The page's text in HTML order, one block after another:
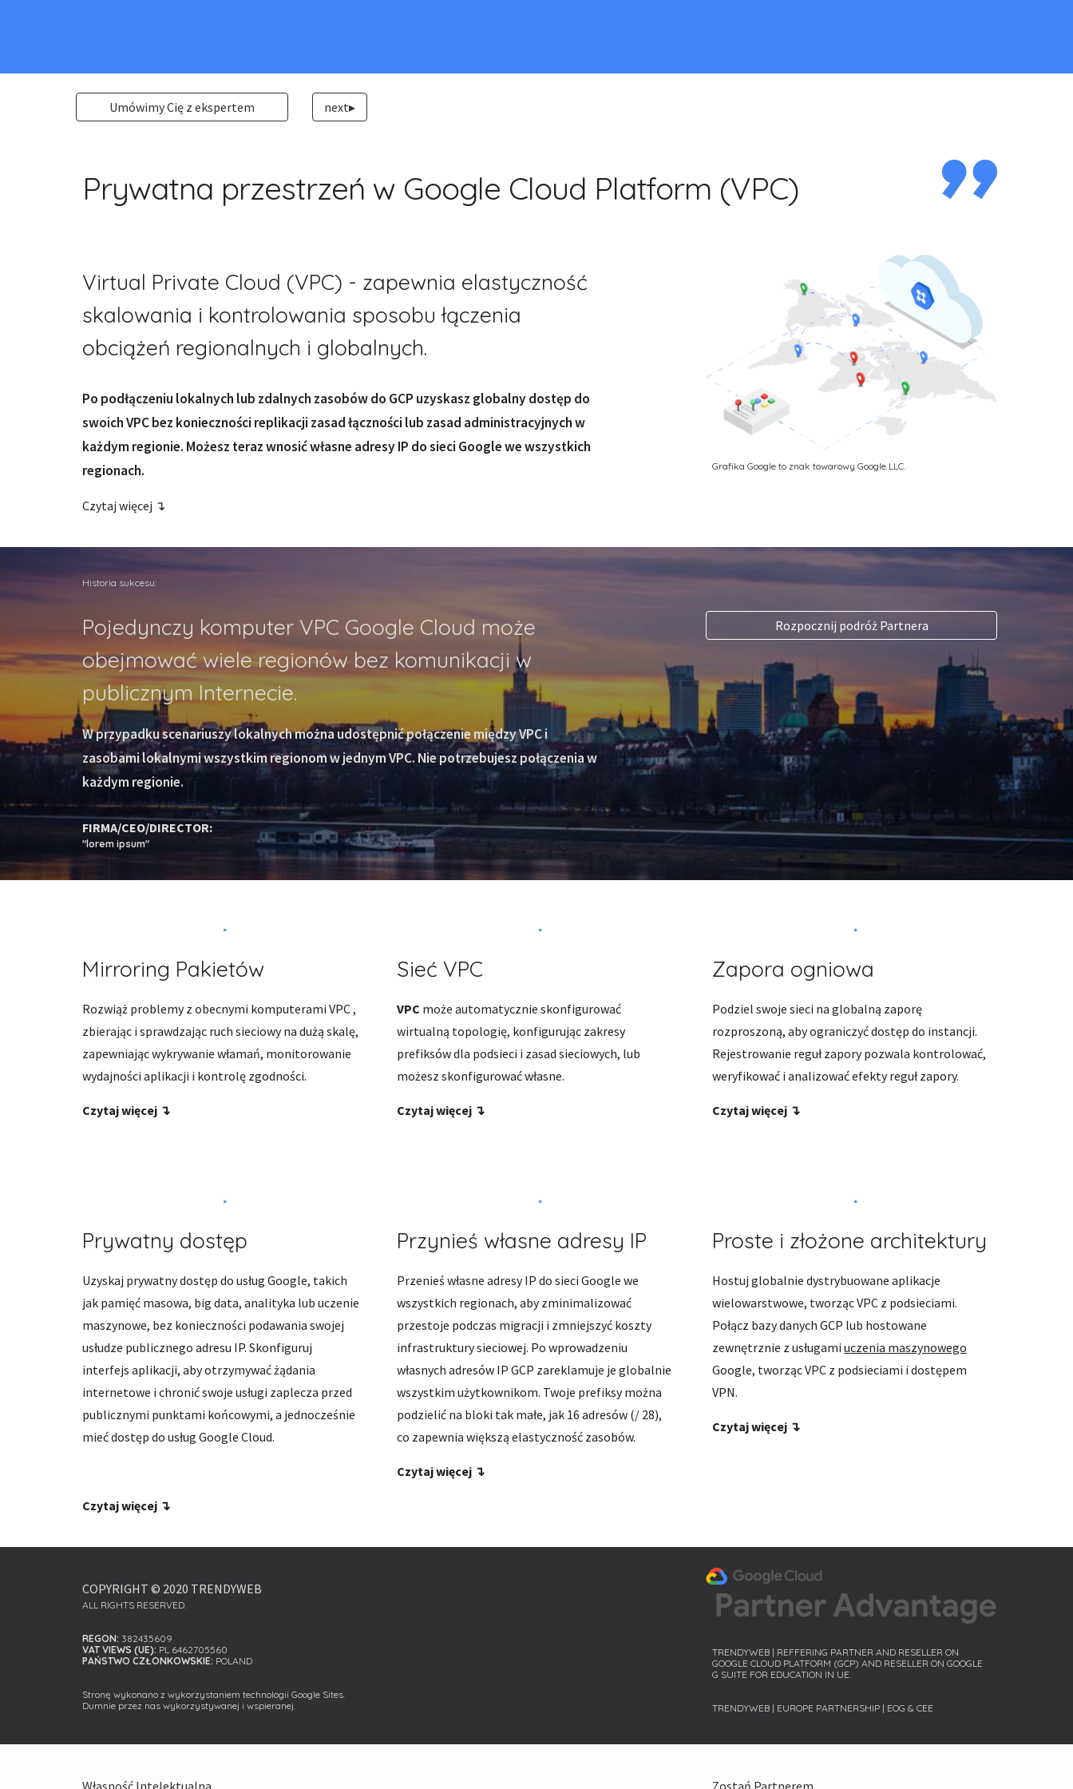
Umówimy Cię z ekspertem next▸
Prywatna przestrzeń w Google Cloud Platform (VPC)
Virtual Private Cloud (VPC) - zapewnia elastyczność
skalowania i kontrolowania sposobu łączenia
obciążeń regionalnych i globalnych.
Po podłączeniu lokalnych lub zdalnych zasobów do GCP uzyskasz globalny dostęp do
swoich VPC bez konieczności replikacji zasad łączności lub zasad administracyjnych w
każdym regionie. Możesz teraz wnosić własne adresy IP do sieci Google we wszystkich
regionach.
Czytaj więcej ↴
Grafika Google to znak towarowy Google LLC.
Historia sukcesu:
Pojedynczy komputer VPC Google Cloud może
obejmować wiele regionów bez komunikacji w
publicznym Internecie.
W przypadku scenariuszy lokalnych można udostępnić połączenie między VPC i
zasobami lokalnymi wszystkim regionom w jednym VPC. Nie potrzebujesz połączenia w
każdym regionie.
FIRMA/CEO/DIRECTOR:
"lorem ipsum"
Rozpocznij podróż Partnera
Mirroring Pakietów
Rozwiąż problemy z obecnymi komputerami VPC ,
zbierając i sprawdzając ruch sieciowy na dużą skalę,
zapewniając wykrywanie włamań, monitorowanie
wydajności aplikacji i kontrolę zgodności.
Czytaj więcej ↴
Sieć VPC
VPC może automatycznie skonfigurować
wirtualną topologię, konfigurując zakresy
prefiksów dla podsieci i zasad sieciowych, lub
możesz skonfigurować własne.
Czytaj więcej ↴
Zapora ogniowa
Podziel swoje sieci na globalną zaporę
rozproszoną, aby ograniczyć dostęp do instancji.
Rejestrowanie reguł zapory pozwala kontrolować,
weryfikować i analizować efekty reguł zapory.
Czytaj więcej ↴
Prywatny dostęp
Uzyskaj prywatny dostęp do usług Google, takich
jak pamięć masowa, big data, analityka lub uczenie
maszynowe, bez konieczności podawania swojej
usłudze publicznego adresu IP. Skonfiguruj
interfejs aplikacji, aby otrzymywać żądania
internetowe i chronić swoje usługi zaplecza przed
publicznymi punktami końcowymi, a jednocześnie
mieć dostęp do usług Google Cloud.
Czytaj więcej ↴
Przynieś własne adresy IP
Przenieś własne adresy IP do sieci Google we
wszystkich regionach, aby zminimalizować
przestoje podczas migracji i zmniejszyć koszty
infrastruktury sieciowej. Po wprowadzeniu
własnych adresów IP GCP zareklamuje je globalnie
wszystkim użytkownikom. Twoje prefiksy można
podzielić na bloki tak małe, jak 16 adresów (/ 28),
co zapewnia większą elastyczność zasobów.
Czytaj więcej ↴
Proste i złożone architektury
Hostuj globalnie dystrybuowane aplikacje
wielowarstwowe, tworząc VPC z podsieciami.
Połącz bazy danych GCP lub hostowane
zewnętrznie z usługami uczenia maszynowego
Google, tworząc VPC z podsieciami i dostępem
VPN.
Czytaj więcej ↴
COPYRIGHT © 2020 TRENDYWEB
ALL RIGHTS RESERVED.
REGON: 382435609
VAT VIEWS (UE): PL 6462705560
PAŃSTWO CZŁONKOWSKIE: POLAND
Stronę wykonano z wykorzystaniem technologii Google Sites.
Dumnie przez nas wykorzystywanej i wspieranej.
TRENDYWEB | REFFERING PARTNER AND RESELLER ON
GOOGLE CLOUD PLATFORM (GCP) AND RESELLER ON GOOGLE
G SUITE FOR EDUCATION IN UE.
TRENDYWEB | EUROPE PARTNERSHIP | EOG & CEE
Własność Intelektualna Zostań Partnerem